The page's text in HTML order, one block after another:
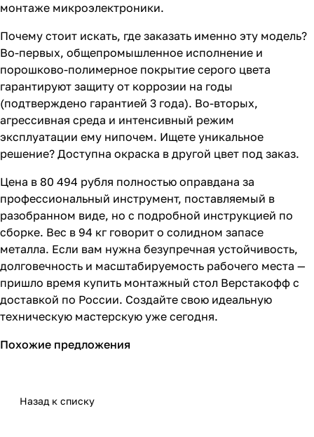
монтаже микроэлектроники.
Почему стоит искать, где заказать именно эту модель?
Во-первых, общепромышленное исполнение и
порошково-полимерное покрытие серого цвета
гарантируют защиту от коррозии на годы
(подтверждено гарантией 3 года). Во-вторых,
агрессивная среда и интенсивный режим
эксплуатации ему нипочем. Ищете уникальное
решение? Доступна окраска в другой цвет под заказ.
Цена в 80 494 рубля полностью оправдана за
профессиональный инструмент, поставляемый в
разобранном виде, но с подробной инструкцией по
сборке. Вес в 94 кг говорит о солидном запасе
металла. Если вам нужна безупречная устойчивость,
долговечность и масштабируемость рабочего места —
пришло время купить монтажный стол Верстакофф с
доставкой по России. Создайте свою идеальную
техническую мастерскую уже сегодня.
Похожие предложения
Назад к списку